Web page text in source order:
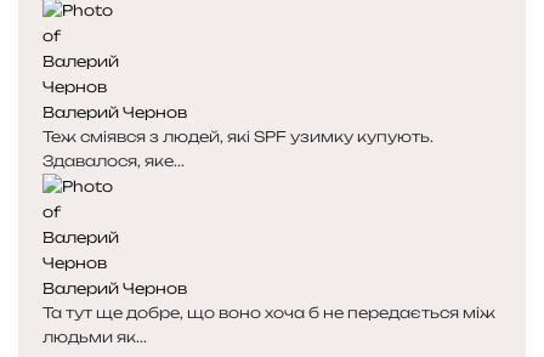
Валерий Чернов
Теж сміявся з людей, які SPF узимку купують.
Здавалося, яке...
Валерий Чернов
Та тут ще добре, що воно хоча б не передається між
людьми як...